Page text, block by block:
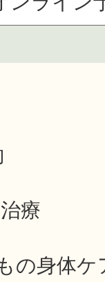
療
体ケ